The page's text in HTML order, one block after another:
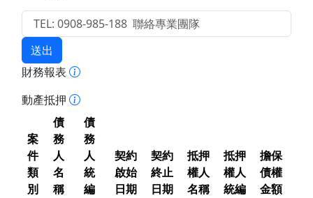
送出
財務報表
動產抵押
案
件
類
別
債
務
人
名
稱
債
務
人
統
編
契約
啟始
日期
契約
終止
日期
抵押
權人
名稱
抵押
權人
統編
擔保
債權
金額